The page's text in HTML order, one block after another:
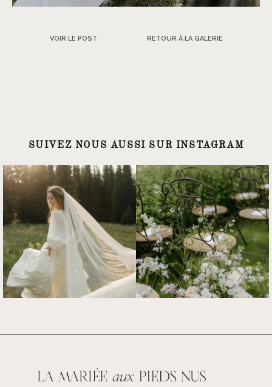
VOIR LE POST RETOUR À LA GALERIE
SUIVEZ NOUS AUSSI SUR INSTAGRAM